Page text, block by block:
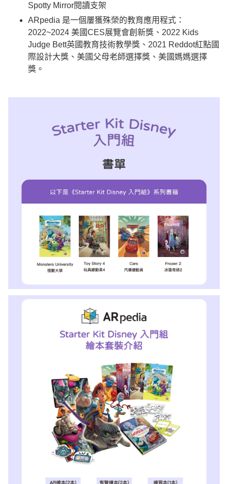
Spotty Mirror閱讀支架
​ARpedia 是一個屢獲殊榮的教育應用程式：
2022~2024 美國CES展覽會創新獎、2022 Kids
Judge Bett英國教育技術教學獎、2021 Reddot紅點國
際設計大獎、美國父母老師選擇獎、美國媽媽選擇
獎。